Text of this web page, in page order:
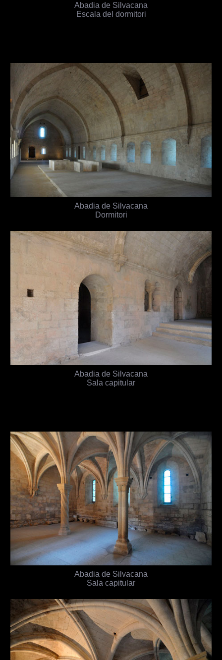
Abadia de Silvacana
Escala del dormitori
Abadia de Silvacana
Dormitori
Abadia de Silvacana
Sala capitular
Abadia de Silvacana
Sala capitular